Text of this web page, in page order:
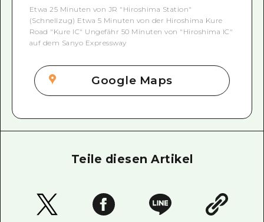
Etwa 25 Minuten von JR "Hiroshima Station"
(Schnellzug) Etwa 5 Minuten von der Hiroshima Kure
Road "Kure IC" Ungefähr 50 Minuten von "Hiroshima IC"
auf dem Sanyo Expressway
Google Maps
Teile diesen Artikel